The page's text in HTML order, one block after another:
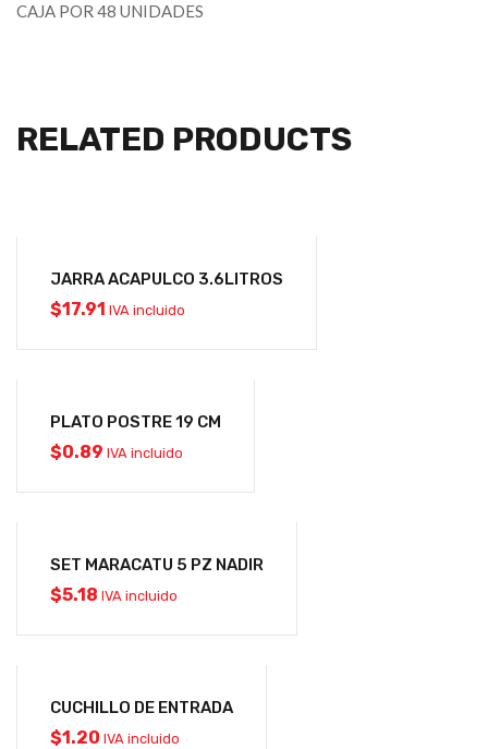
CAJA POR 48 UNIDADES
RELATED PRODUCTS
JARRA ACAPULCO 3.6LITROS
$17.91 IVA incluido
PLATO POSTRE 19 CM
$0.89 IVA incluido
SET MARACATU 5 PZ NADIR
$5.18 IVA incluido
CUCHILLO DE ENTRADA
$1.20 IVA incluido